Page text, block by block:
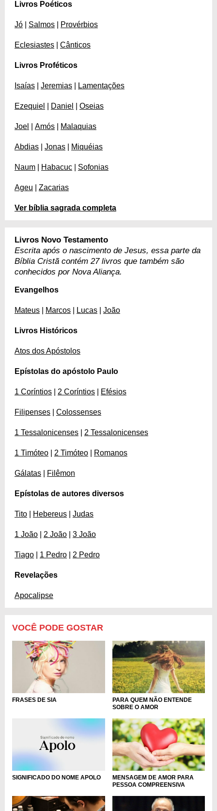
Livros Poéticos
Jó Salmos Provérbios
Eclesiastes Cânticos
Livros Proféticos
Isaías Jeremias Lamentações
Ezequiel Daniel Oseias
Joel Amós Malaquias
Abdias Jonas Miquéias
Naum Habacuc Sofonias
Ageu Zacarias
Ver bíblia sagrada completa
Livros Novo Testamento
Escrita após o nascimento de Jesus, essa parte da
Bíblia Cristã contém 27 livros que também são
conhecidos por Nova Aliança.
Evangelhos
Mateus Marcos Lucas João
Livros Históricos
Atos dos Apóstolos
Epístolas do apóstolo Paulo
1 Coríntios 2 Coríntios Efésios
Filipenses Colossenses
1 Tessalonicenses 2 Tessalonicenses
1 Timóteo 2 Timóteo Romanos
Gálatas Filêmon
Epístolas de autores diversos
Tito Hebereus Judas
1 João 2 João 3 João
Tiago 1 Pedro 2 Pedro
Revelações
Apocalipse
VOCÊ PODE GOSTAR
FRASES DE SIA
PARA QUEM NÃO ENTENDE
SOBRE O AMOR
SIGNIFICADO DO NOME APOLO
MENSAGEM DE AMOR PARA
PESSOA COMPREENSIVA